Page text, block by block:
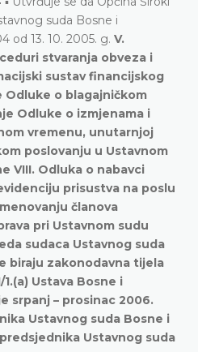
suda Bosne i
od 13. 10. 2005. g. V.
stvaranja obveza i
sustav financijskog
Odluke o blagajničkom
Odluke o izmjenama i
vremenu, unutarnjoj
poslovanju u Ustavnom
VIII. Odluka o nabavci
prisustva na poslu
članova
pri Ustavnom sudu
sudaca Ustavnog suda
biraju zakonodavna tijela
Ustava Bosne i
srpanj – prosinac 2006.
Ustavnog suda Bosne i
Ustavnog suda